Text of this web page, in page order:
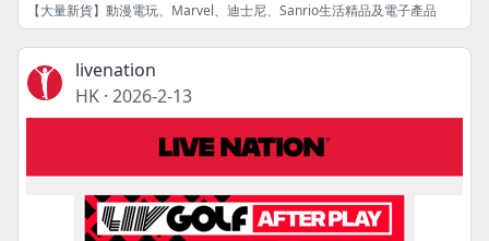
【大量新貨】動漫電玩、Marvel、迪士尼、Sanrio生活精品及電子產品
livenation
HK · 2026-2-13